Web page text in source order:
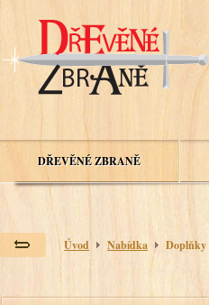
DŘEVĚNÉ ZBRANĚ
Úvod Nabídka Doplňky